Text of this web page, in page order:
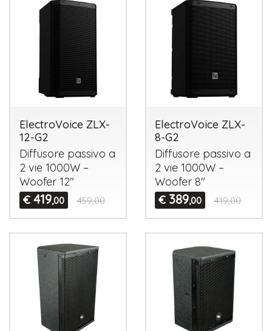
ElectroVoice ZLX-
12-G2
Diffusore passivo a
2 vie 1000W –
Woofer 12"
€ 419,00 459,00
ElectroVoice ZLX-
8-G2
Diffusore passivo a
2 vie 1000W –
Woofer 8"
€ 389,00 419,00